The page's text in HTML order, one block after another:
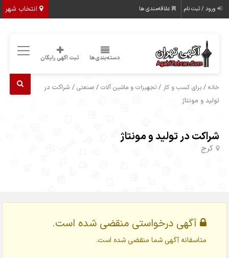
انتخاب شهر ورود / ثبت نام علاقه‌مندی ها
دسته‌بندی‌ها ثبت اگهی رایگان
خانه /برای کسب و کار /تجهیزات و ماشین آلات /صنعتی / شراکت در
تولید و مونتاژ
شراکت در تولید و مونتاژ
کرج
آگهی درخواستی منقضی شده است.
متاسفانه آگهی شما منقضی شده است.